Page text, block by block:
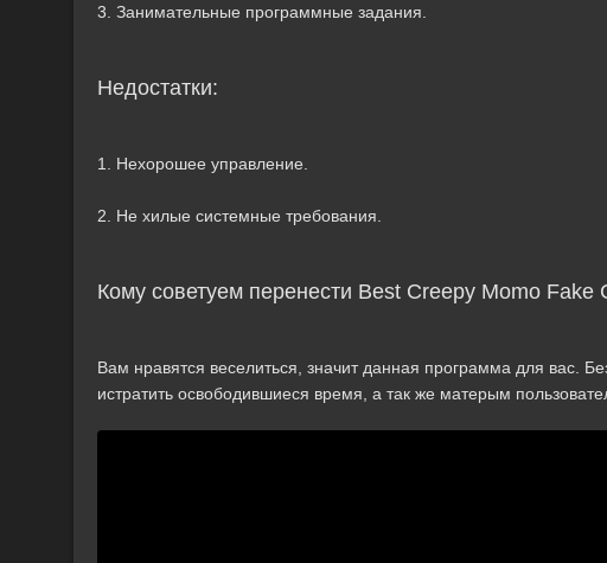
3. Занимательные программные задания.
Недостатки:
1. Нехорошее управление.
2. Не хилые системные требования.
Кому советуем перенести Best Creepy Momo
Вам нравятся веселиться, значит данная программа для вас.
истратить освободившиеся время, а так же матерым